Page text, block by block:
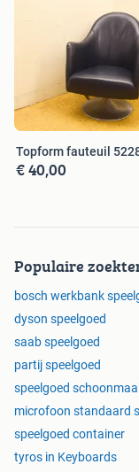
Topform fauteuil
€ 40,00
Populaire
bosch werkbank
dyson speelgoed
saab speelgoed
partij speelgoed
speelgoed
microfoon standaard
speelgoed container
tyros in Keyboards